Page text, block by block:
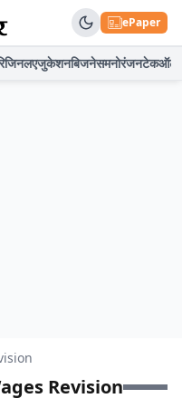
ePaper
एजुकेशनबिजनेसमनोरंजनटेकऑटो
Revision